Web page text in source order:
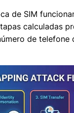
de SIM
calculadas
de telefone